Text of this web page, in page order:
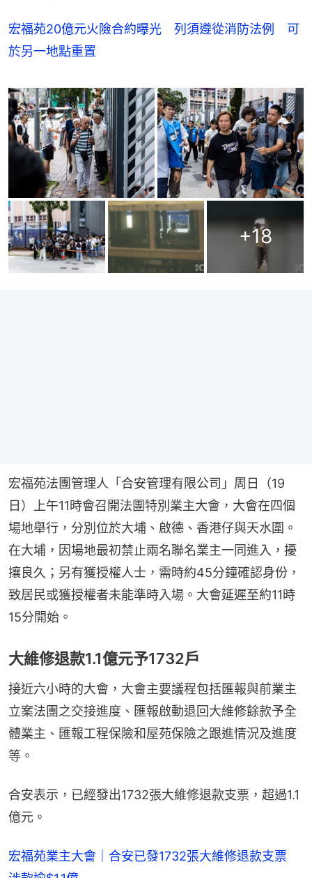
宏福苑20億元火險合約曝光 列須遵從消防法例 可
於另一地點重置
+18
宏福苑法團管理人「合安管理有限公司」周日（19
日）上午11時會召開法團特別業主大會，大會在四個
場地舉行，分別位於大埔、啟德、香港仔與天水圍。
在大埔，因場地最初禁止兩名聯名業主一同進入，擾
攘良久；另有獲授權人士，需時約45分鐘確認身份，
致居民或獲授權者未能準時入場。大會延遲至約11時
15分開始。
大維修退款1.1億元予1732戶
接近六小時的大會，大會主要議程包括匯報與前業主
立案法團之交接進度、匯報啟動退回大維修餘款予全
體業主、匯報工程保險和屋苑保險之跟進情況及進度
等。
合安表示，已經發出1732張大維修退款支票，超過1.1
億元。
宏福苑業主大會｜合安已發1732張大維修退款支票